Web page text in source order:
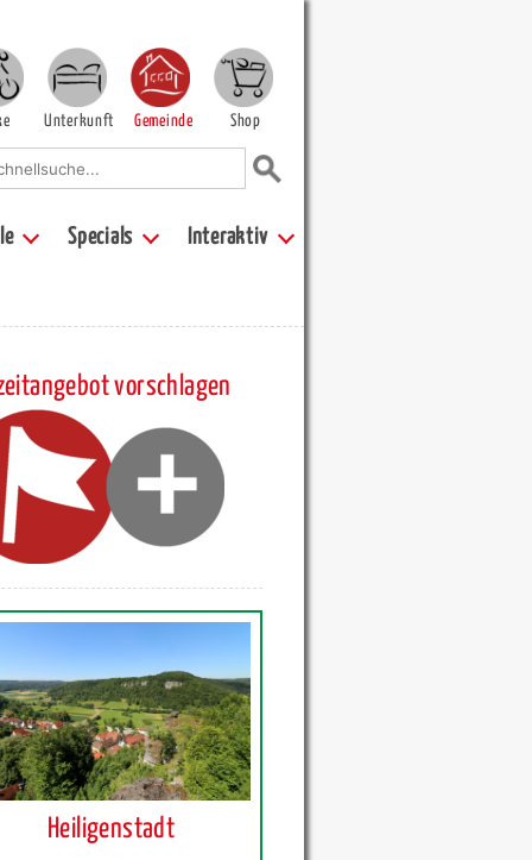
Unterkunft Gemeinde Shop
Specials Interaktiv
vorschlagen
Heiligenstadt